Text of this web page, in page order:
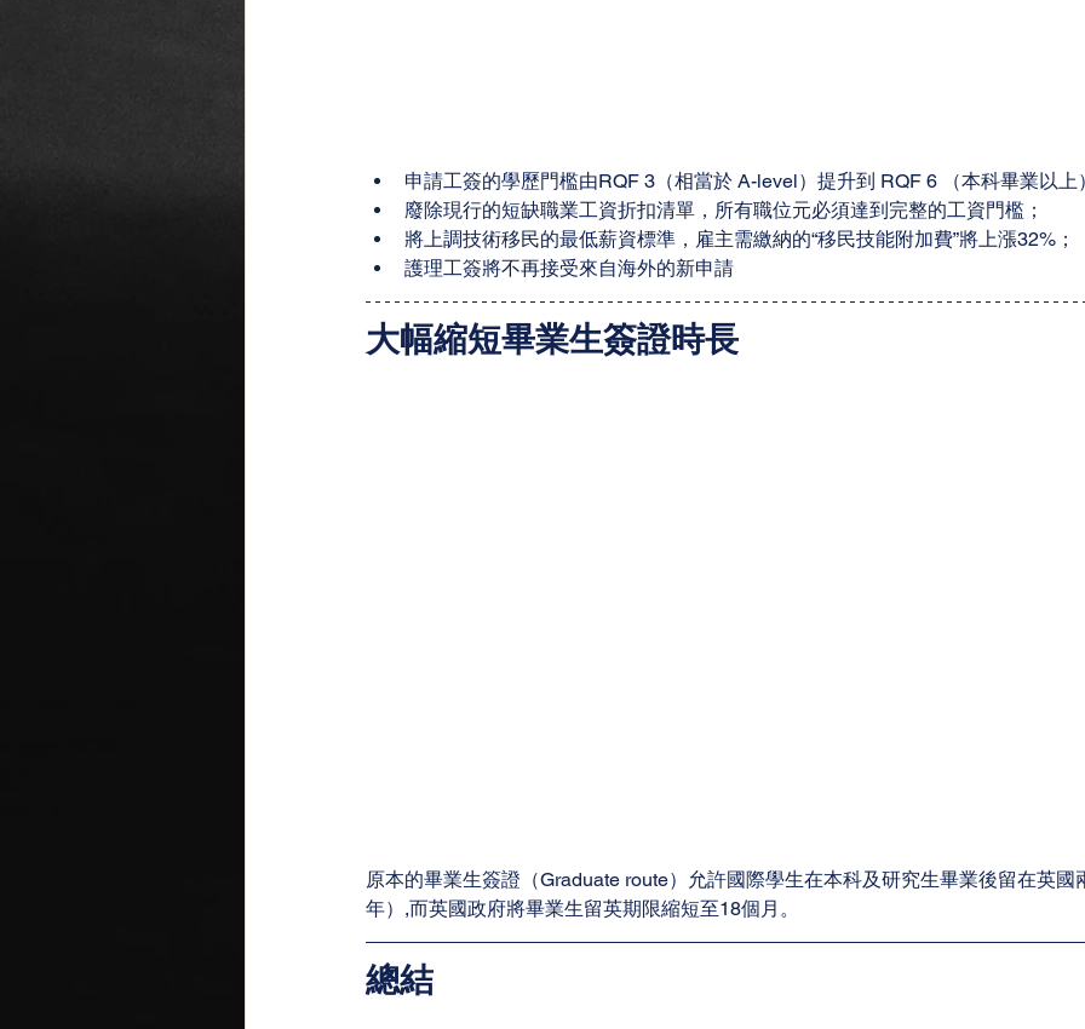
申請工簽的學歷門檻由RQF 3（相當於 A-level）提升到 RQF 6 （本科畢業以上
廢除現行的短缺職業工資折扣清單，所有職位元必須達到完整的工資門檻；
將上調技術移民的最低薪資標準，雇主需繳納的“移民技能附加費”將上漲32%；
護理工簽將不再接受來自海外的新申請
大幅縮短畢業生簽證時長
原本的畢業生簽證（Graduate route）允許國際學生在本科及研究生畢業後留在英國
年）,而英國政府將畢業生留英期限縮短至18個月。
總結